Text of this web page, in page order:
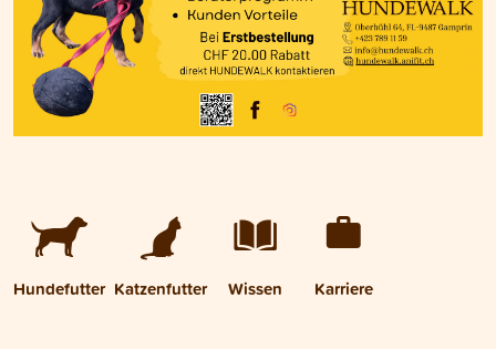
Hundefutter Katzenfutter Wissen Karriere